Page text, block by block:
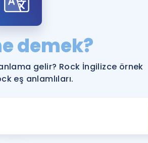
YDS ve YÖKDİL Puan
Rehberlik Aracı
YDS ve YÖKDİL'e
Tüm ÖSYM Sınavları
demek?
gelir? Rock İngilizce örnek
eş anlamlıları.